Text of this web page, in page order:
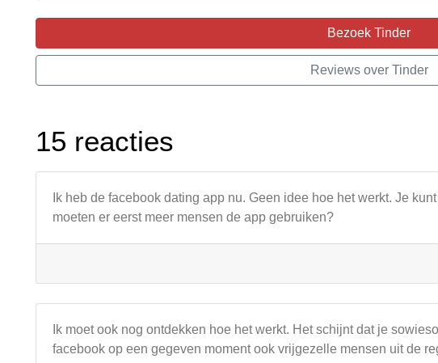
Bezoek Tinder
Reviews over Tinder
15 reacties
Ik heb de facebook dating app nu. Geen idee hoe het werkt. Je
moeten er eerst meer mensen de app gebruiken?
Ik moet ook nog ontdekken hoe het werkt. Het schijnt dat je
facebook op een gegeven moment ook vrijgezelle mensen uit de